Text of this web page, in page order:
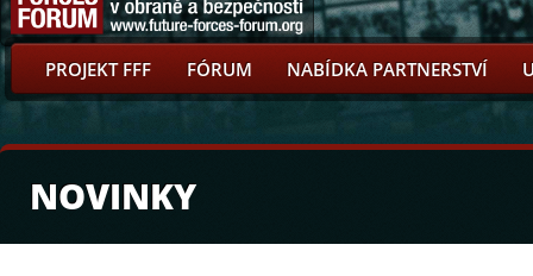
PROJEKT FFF FÓRUM NABÍDKA PARTNERSTVÍ
NOVINKY